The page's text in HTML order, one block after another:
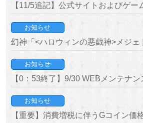
お知らせ
お知らせ
【0：53終了】9/30 WEBメンテナ
お知らせ
【重要】消費増税に伴うGコイン価